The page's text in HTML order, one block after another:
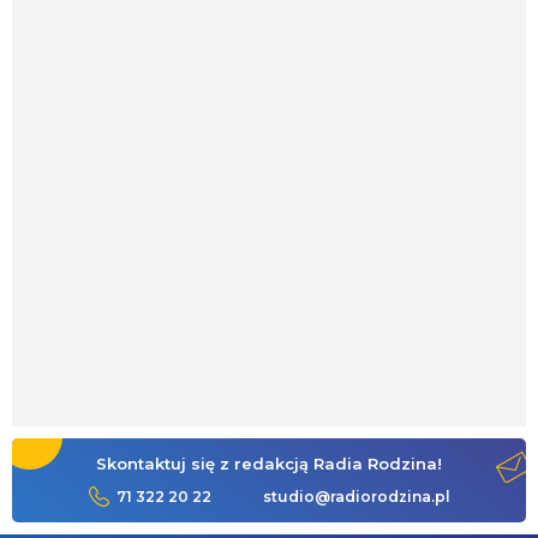
Skontaktuj się z redakcją Radia Rodzina!
71 322 20 22 studio@radiorodzina.pl